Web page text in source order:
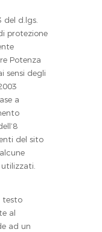
del d.lgs.
protezione
Potenza
sensi degli
a
del sito
testo
al
ad un